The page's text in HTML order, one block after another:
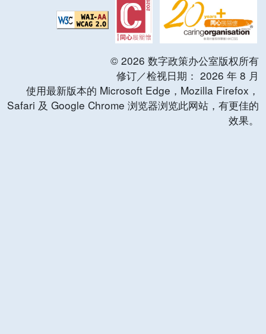
© 2026 数字政策办公室版权所有
修订／检视日期： 2026 年 8 月
使用最新版本的 Microsoft Edge，Mozilla Firefox，
Safari 及 Google Chrome 浏览器浏览此网站，有更佳的
效果。